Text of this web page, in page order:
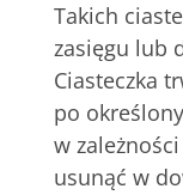
Takich
zasięgu lub
Ciasteczka
po
w
usunąć w